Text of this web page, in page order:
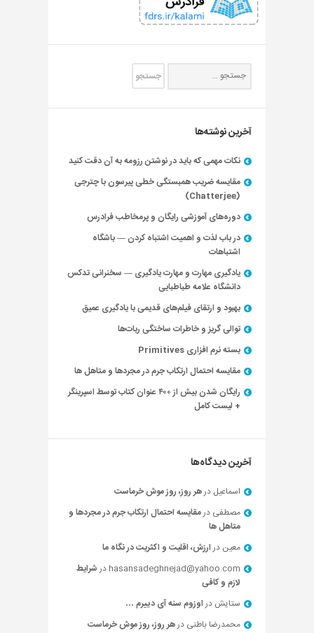
آخرین نوشته‌ها
نکات مهمی که باید در نوشتن رزومه به آن دقت کنید
مقایسه ضریب همبستگی خطی پیرسون با چترجی
(Chatterjee)
دوره‌های آموزشی رایگان و پرمخاطب فرادرس
در باب لذت و اهمیت اشتباه کردن — باشگاه
اشتباهات
یادگیری مهارت و مهارت یادگیری — سخنرانی تدکس
دانشگاه علامه طباطبایی
بهبود و ارتقای فیلم‌های قدیمی با یادگیری عمیق
توالی گریز و خاطرات ساختگی ربات‌ها
بسته نرم افزاری Primitives
مقایسه احتمال ارتکاب جرم در مجردها و متاهل ها
رایگان شدن بیش از ۴۰۰ عنوان کتاب توسط اسپرینگر
+ لیست کامل
آخرین دیدگاه‌ها
اسماعیل درهر روز، روز موش خرماست
مصطفی درمقایسه احتمال ارتکاب جرم در مجردها و
متاهل ها
معین درارزش، اقلیت و اکثریت در نگاه ما
hasansadeghnejad@yahoo.com درشرایط
لازم و کافی
ستایش دراوزوم سنه آی دییرم …
محمدرضا باطنی درهر روز، روز موش خرماست